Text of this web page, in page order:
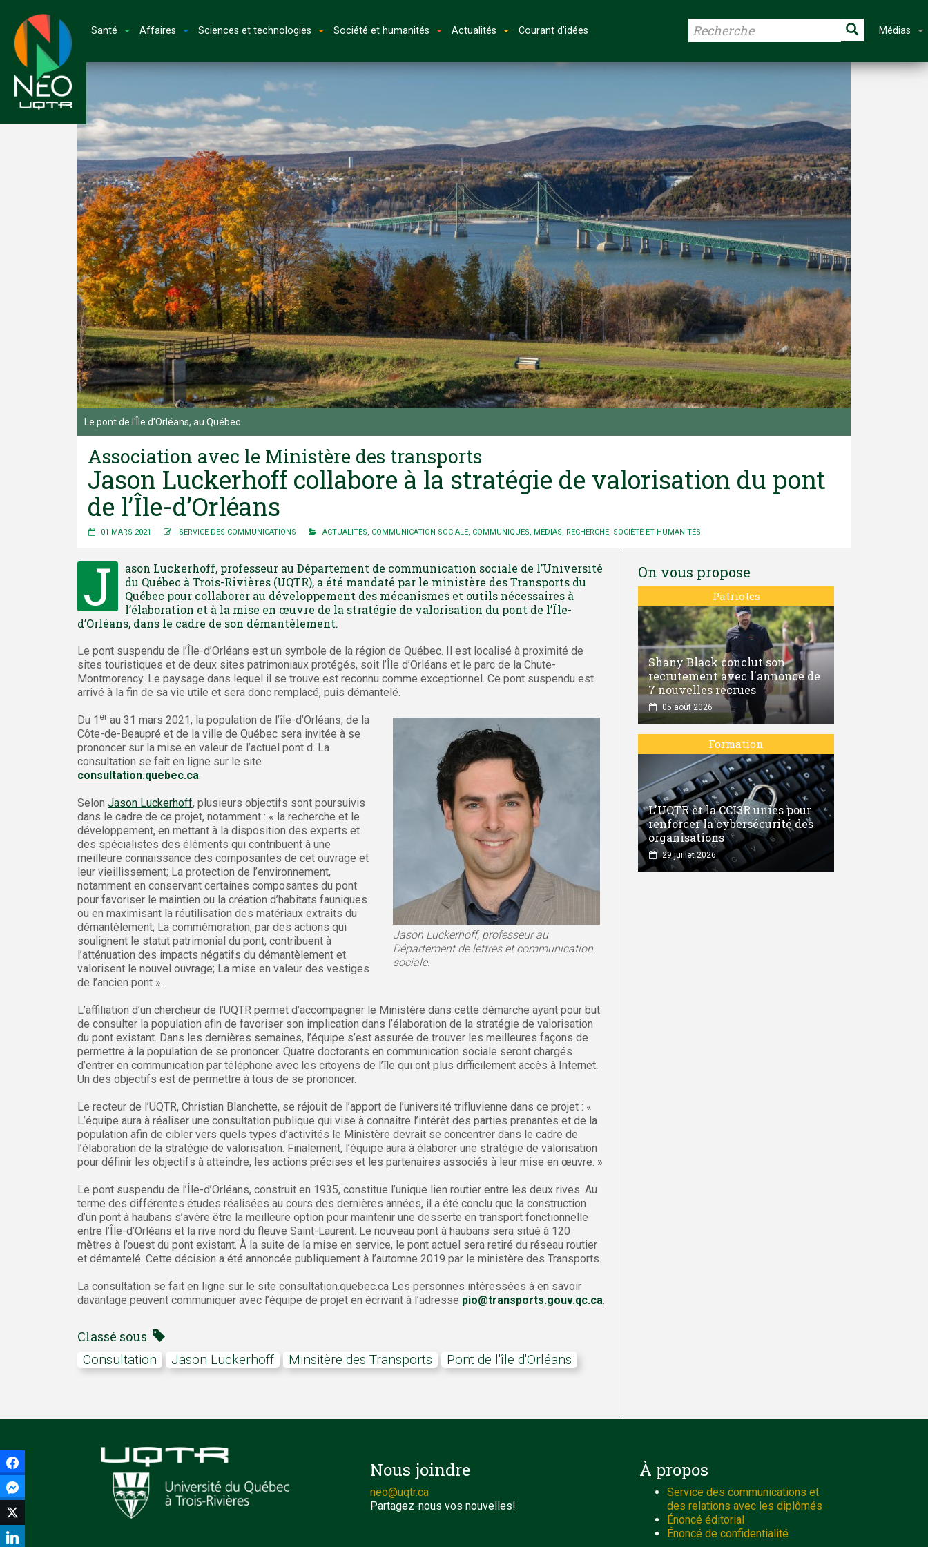
Santé Affaires Sciences et technologies Société et humanités Actualités Courant d'idées Médias
Le pont de l'Île d'Orléans, au Québec.
Association avec le Ministère des transports
Jason Luckerhoff collabore à la stratégie de valorisation du pont
de l’Île-d’Orléans
01 MARS 2021 SERVICE DES COMMUNICATIONS ACTUALITÉS, COMMUNICATION SOCIALE, COMMUNIQUÉS, MÉDIAS, RECHERCHE, SOCIÉTÉ ET HUMANITÉS
J
ason Luckerhoff, professeur au Département de communication sociale de l’Université
du Québec à Trois-Rivières (UQTR), a été mandaté par le ministère des Transports du
Québec pour collaborer au développement des mécanismes et outils nécessaires à
l’élaboration et à la mise en œuvre de la stratégie de valorisation du pont de l’Île-
d’Orléans, dans le cadre de son démantèlement.
Le pont suspendu de l’Île-d’Orléans est un symbole de la région de Québec. Il est localisé à proximité de
sites touristiques et de deux sites patrimoniaux protégés, soit l’Île d’Orléans et le parc de la Chute-
Montmorency. Le paysage dans lequel il se trouve est reconnu comme exceptionnel. Ce pont suspendu est
arrivé à la fin de sa vie utile et sera donc remplacé, puis démantelé.
Jason Luckerhoff, professeur au
Département de lettres et communication
sociale.
Du 1 er au 31 mars 2021, la population de l’île-d’Orléans, de la
Côte-de-Beaupré et de la ville de Québec sera invitée à se
prononcer sur la mise en valeur de l’actuel pont d. La
consultation se fait en ligne sur le site
consultation.quebec.ca.
Selon Jason Luckerhoff, plusieurs objectifs sont poursuivis
dans le cadre de ce projet, notamment : « la recherche et le
développement, en mettant à la disposition des experts et
des spécialistes des éléments qui contribuent à une
meilleure connaissance des composantes de cet ouvrage et
leur vieillissement; La protection de l’environnement,
notamment en conservant certaines composantes du pont
pour favoriser le maintien ou la création d’habitats fauniques
ou en maximisant la réutilisation des matériaux extraits du
démantèlement; La commémoration, par des actions qui
soulignent le statut patrimonial du pont, contribuent à
l’atténuation des impacts négatifs du démantèlement et
valorisent le nouvel ouvrage; La mise en valeur des vestiges
de l’ancien pont ».
L’affiliation d’un chercheur de l’UQTR permet d’accompagner le Ministère dans cette démarche ayant pour but
de consulter la population afin de favoriser son implication dans l’élaboration de la stratégie de valorisation
du pont existant. Dans les dernières semaines, l’équipe s’est assurée de trouver les meilleures façons de
permettre à la population de se prononcer. Quatre doctorants en communication sociale seront chargés
d’entrer en communication par téléphone avec les citoyens de l’île qui ont plus difficilement accès à Internet.
Un des objectifs est de permettre à tous de se prononcer.
Le recteur de l’UQTR, Christian Blanchette, se réjouit de l’apport de l’université trifluvienne dans ce projet : «
L’équipe aura à réaliser une consultation publique qui vise à connaître l’intérêt des parties prenantes et de la
population afin de cibler vers quels types d’activités le Ministère devrait se concentrer dans le cadre de
l’élaboration de la stratégie de valorisation. Finalement, l’équipe aura à élaborer une stratégie de valorisation
pour définir les objectifs à atteindre, les actions précises et les partenaires associés à leur mise en œuvre. »
Le pont suspendu de l’Île-d’Orléans, construit en 1935, constitue l’unique lien routier entre les deux rives. Au
terme des différentes études réalisées au cours des dernières années, il a été conclu que la construction
d’un pont à haubans s’avère être la meilleure option pour maintenir une desserte en transport fonctionnelle
entre l’Île-d’Orléans et la rive nord du fleuve Saint-Laurent. Le nouveau pont à haubans sera situé à 120
mètres à l’ouest du pont existant. À la suite de la mise en service, le pont actuel sera retiré du réseau routier
et démantelé. Cette décision a été annoncée publiquement à l’automne 2019 par le ministère des Transports.
La consultation se fait en ligne sur le site consultation.quebec.ca Les personnes intéressées à en savoir
davantage peuvent communiquer avec l’équipe de projet en écrivant à l’adresse pio@transports.gouv.qc.ca.
Classé sous
consultation Jason Luckerhoff Minsitère des Transports pont de l'île d'Orléans
On vous propose
Patriotes
Shany Black conclut son
recrutement avec l'annonce de
7 nouvelles recrues
05 août 2026
Formation
L'UQTR et la CCI3R unies pour
renforcer la cybersécurité des
organisations
29 juillet 2026
Nous joindre
neo@uqtr.ca
Partagez-nous vos nouvelles!
À propos
Service des communications et
des relations avec les diplômés
Énoncé éditorial
Énoncé de confidentialité
Facebook Messenger